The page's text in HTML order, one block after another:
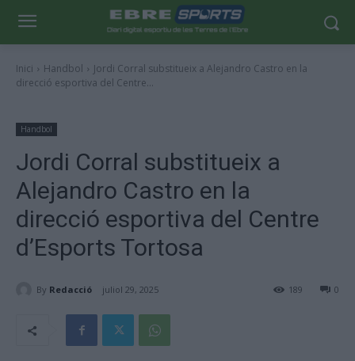
Inici Handbol
Jordi Corral substitueix a Alejandro Castro en la
direcció esportiva del Centre...
Handbol
Jordi Corral substitueix a
Alejandro Castro en la
direcció esportiva del Centre
d’Esports Tortosa
By Redacció juliol 29, 2025 0
189